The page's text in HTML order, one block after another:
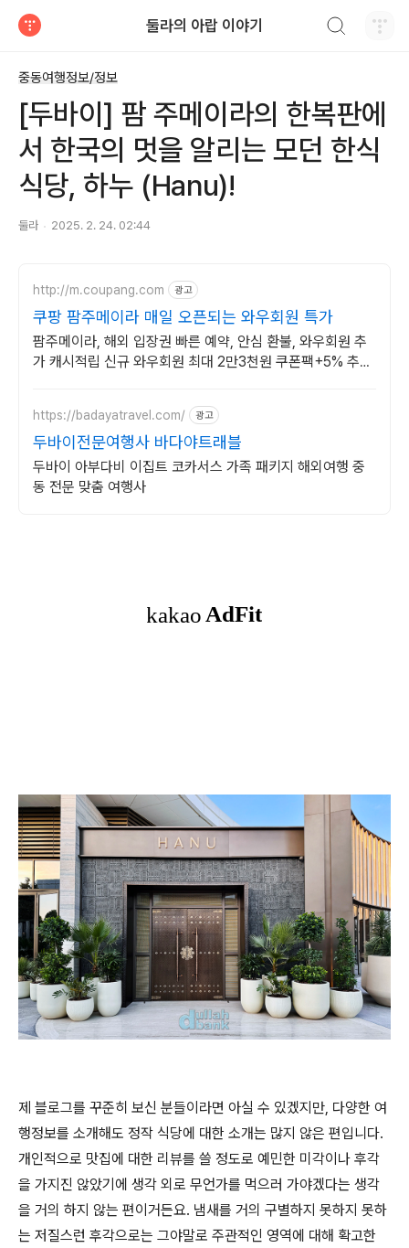
둘라의 아랍 이야기
중동여행정보/정보
[두바이] 팜 주메이라의 한복판에
서 한국의 멋을 알리는 모던 한식
식당, 하누 (Hanu)!
둘라 2025. 2. 24. 02:44
http://m.coupang.com 광고
쿠팡 팜주메이라 매일 오픈되는 와우회원 특가
팜주메이라, 해외 입장권 빠른 예약, 안심 환불, 와우회원 추
가 캐시적립 신규 와우회원 최대 2만3천원 쿠폰팩+5% 추가
https://badayatravel.com/ 광고
두바이전문여행사 바다야트래블
두바이 아부다비 이집트 코카서스 가족 패키지 해외여행 중
동 전문 맞춤 여행사
제 블로그를 꾸준히 보신 분들이라면 아실 수 있겠지만, 다양한 여
행정보를 소개해도 정작 식당에 대한 소개는 많지 않은 편입니다.
개인적으로 맛집에 대한 리뷰를 쓸 정도로 예민한 미각이나 후각
을 가지진 않았기에 생각 외로 무언가를 먹으러 가야겠다는 생각
을 거의 하지 않는 편이거든요. 냄새를 거의 구별하지 못하지 못하
는 저질스런 후각으로는 그야말로 주관적인 영역에 대해 확고한